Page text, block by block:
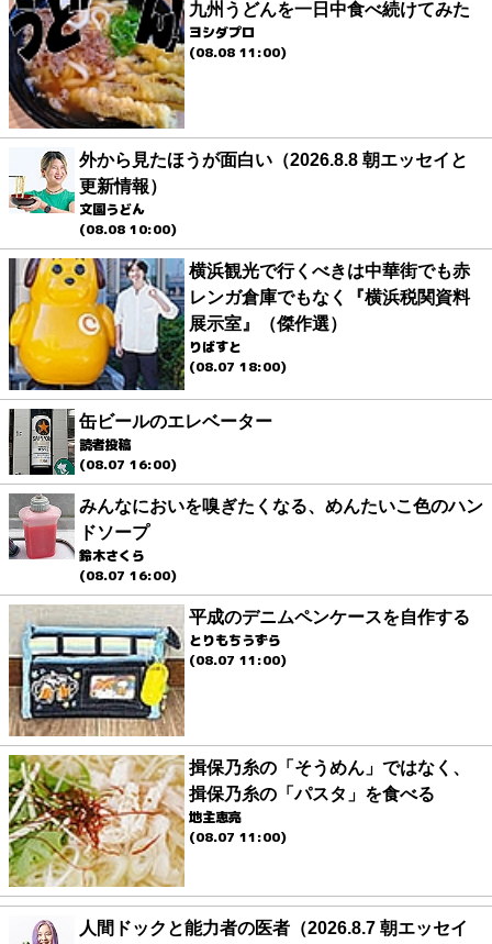
九州うどんを一日中食べ続けてみた
ヨシダプロ
(08.08 11:00)
外から見たほうが面白い（2026.8.8 朝エッセイと
更新情報）
文園うどん
(08.08 10:00)
横浜観光で行くべきは中華街でも赤
レンガ倉庫でもなく『横浜税関資料
展示室』（傑作選）
りばすと
(08.07 18:00)
缶ビールのエレベーター
読者投稿
(08.07 16:00)
みんなにおいを嗅ぎたくなる、めんたいこ色のハン
ドソープ
鈴木さくら
(08.07 16:00)
平成のデニムペンケースを自作する
とりもちうずら
(08.07 11:00)
揖保乃糸の「そうめん」ではなく、
揖保乃糸の「パスタ」を食べる
地主恵亮
(08.07 11:00)
人間ドックと能力者の医者（2026.8.7 朝エッセイ